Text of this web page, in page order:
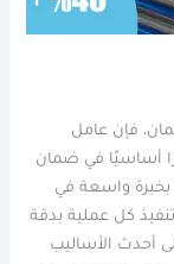
فإن عامل
أساسيًا في ضمان
بخبرة واسعة في
كل عملية بدقة
أحدث الأساليب